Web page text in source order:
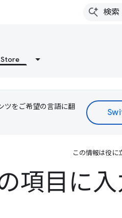
ツをご希望の言語に翻
この情報は役に
項目に